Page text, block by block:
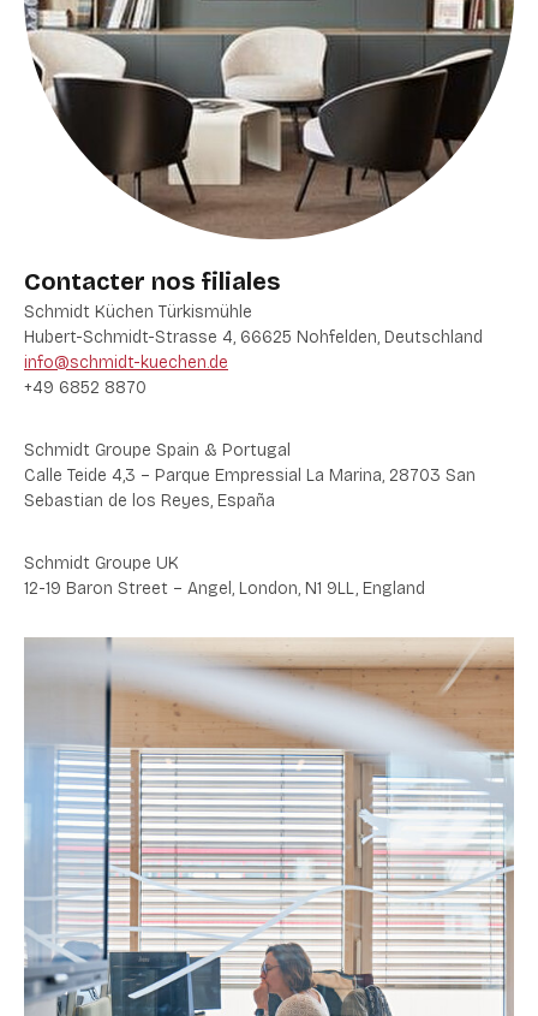
Contacter nos filiales
Schmidt Küchen Türkismühle
Hubert-Schmidt-Strasse 4, 66625 Nohfelden, Deutschland
info@schmidt-kuechen.de
+49 6852 8870
Schmidt Groupe Spain & Portugal
Calle Teide 4,3 – Parque Empressial La Marina, 28703 San
Sebastian de los Reyes, España
Schmidt Groupe UK
12-19 Baron Street – Angel, London, N1 9LL, England